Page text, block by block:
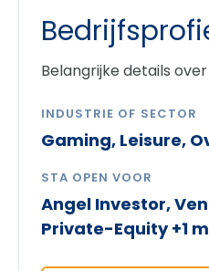
Belangrijke details
INDUSTRIE OF SECTOR
Gaming, Leisure,
STA OPEN VOOR
Angel Investor,
Private-Equity +1